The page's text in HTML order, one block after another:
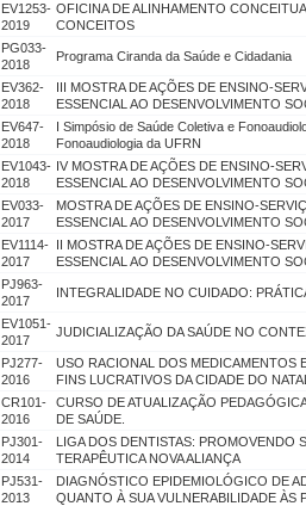
EV1253-
2019
OFICINA DE ALINHAMENTO
CONCEITOS
PG033-
2018
Programa Ciranda da Saúde e Cidadania
EV362-
2018
III MOSTRA DE AÇÕES DE ENSINO-
ESSENCIAL AO DESENVOLVIMENTO
EV647-
2018
I Simpósio de Saúde Coletiva e
Fonoaudiologia da UFRN
EV1043-
2018
IV MOSTRA DE AÇÕES DE ENSINO-
ESSENCIAL AO DESENVOLVIMENTO
EV033-
2017
MOSTRA DE AÇÕES DE ENSINO-
ESSENCIAL AO DESENVOLVIMENTO
EV1114-
2017
II MOSTRA DE AÇÕES DE ENSINO-
ESSENCIAL AO DESENVOLVIMENTO
PJ963-
2017
INTEGRALIDADE NO CUIDADO:
EV1051-
2017
JUDICIALIZAÇÃO DA SAÚDE NO
PJ277-
2016
USO RACIONAL DOS MEDICAMENTOS
FINS LUCRATIVOS DA CIDADE DO
CR101-
2016
CURSO DE ATUALIZAÇÃO
DE SAÚDE.
PJ301-
2014
LIGA DOS DENTISTAS: PROMOVENDO
TERAPÊUTICA NOVA ALIANÇA
PJ531-
2013
DIAGNÓSTICO EPIDEMIOLÓGICO DE
QUANTO À SUA VULNERABILIDADE ÀS